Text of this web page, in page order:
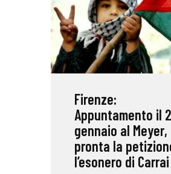
CHI SIAMO
SEDI
NEWS
PODCAST CUB
INTERNAZIONALE
RASSEGNA STAMPA
Firenze:
Appuntamento il
gennaio al Meyer,
pronta la
l’esonero di Carrai